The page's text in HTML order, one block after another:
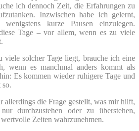
ich dennoch Zeit, die Erfahrungen zu
Inzwischen habe ich gelernt,
kurze Pausen einzulegen.
Tage – vor allem, wenn es zu viele
viele solcher Tage liegt, brauche ich eine
wenn es manchmal anders kommt als
Es kommen wieder ruhigere Tage und
so.
allerdings die Frage gestellt, was mir hilft,
durchzustehen oder zu überstehen,
Zeiten wahrzunehmen.